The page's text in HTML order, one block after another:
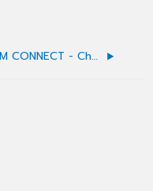
CGM CONNECT - Chat